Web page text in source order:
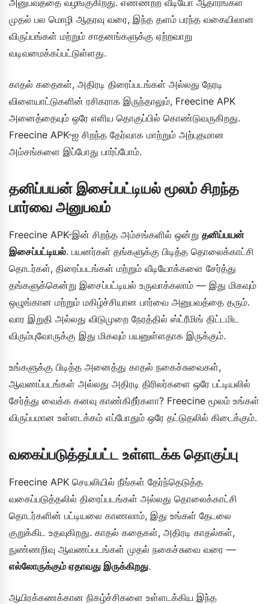
முதல் பல மொழி ஆதரவு வரை, இந்த தளம் பரந்த வகையிலான
விருப்பங்கள் மற்றும் சாதனங்களுக்கு ஏற்றவாறு
வடிவமைக்கப்பட்டுள்ளது.
காதல் கதைகள், அதிரடி திரைப்படங்கள் அல்லது நேரடி
விளையாட்டுகளின் ரசிகராக இருந்தாலும், Freecine APK
அனைத்தையும் ஒரே எளிய தொகுப்பில் கொண்டுவருகிறது.
Freecine APK-ஐ சிறந்த தேர்வாக மாற்றும் அற்புதமான
அம்சங்களை இப்போது பார்ப்போம்.
தனிப்பயன் இசைப்பட்டியல் மூலம் சிறந்த
பார்வை அனுபவம்
Freecine APK-இன் சிறந்த அம்சங்களில் ஒன்று தனிப்பயன்
இசைப்பட்டியல். பயனர்கள் தங்களுக்கு பிடித்த தொலைக்காட்சி
தொடர்கள், திரைப்படங்கள் மற்றும் வீடியோக்களை சேர்த்து
தங்களுக்கென்று இசைப்பட்டியல் உருவாக்கலாம் — இது மிகவும்
ஒழுங்கான மற்றும் மகிழ்ச்சியான பார்வை அனுபவத்தை தரும்.
வார இறுதி அல்லது விடுமுறை நேரத்தில் ஸ்ட்ரீமிங் திட்டமிட
விரும்புவோருக்கு இது மிகவும் பயனுள்ளதாக இருக்கும்.
உங்களுக்கு பிடித்த அனைத்து காதல் நகைச்சுவைகள்,
ஆவணப்படங்கள் அல்லது அதிரடி திரிலர்களை ஒரே பட்டியலில்
சேர்த்து வைக்க கனவு காண்கிறீர்களா? Freecine மூலம் உங்கள்
விருப்பமான உள்ளடக்கம் எப்போதும் ஒரே தட்டுதலில் கிடைக்கும்.
வகைப்படுத்தப்பட்ட உள்ளடக்க தொகுப்பு
Freecine APK செயலியில் நீங்கள் தேர்ந்தெடுத்த
வகைப்படுத்தலில் திரைப்படங்கள் அல்லது தொலைக்காட்சி
தொடர்களின் பட்டியலை காணலாம், இது உங்கள் தேடலை
குறுக்கிட உதவுகிறது. காதல் கதைகள், அதிரடி காதல்கள்,
நுண்ணறிவு ஆவணப்படங்கள் முதல் நகைச்சுவை வரை —
எல்லோருக்கும் ஏதாவது இருக்கிறது.
ஆயிரக்கணக்கான நிகழ்ச்சிகளை உள்ளடக்கிய இந்த